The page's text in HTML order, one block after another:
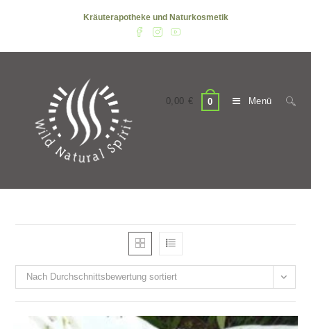
Kräuterapotheke und Naturkosmetik
0,00 € 0 Menü
Nach Durchschnittsbewertung sortiert